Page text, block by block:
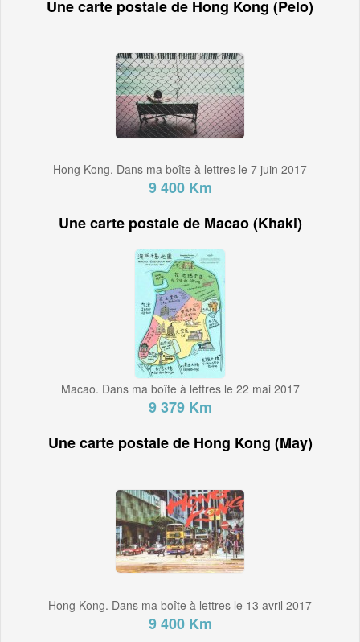
Une carte postale de Hong Kong (Pelo)
Hong Kong. Dans ma boîte à lettres le 7 juin 2017
9 400 Km
Une carte postale de Macao (Khaki)
Macao. Dans ma boîte à lettres le 22 mai 2017
9 379 Km
Une carte postale de Hong Kong (May)
Hong Kong. Dans ma boîte à lettres le 13 avril 2017
9 400 Km